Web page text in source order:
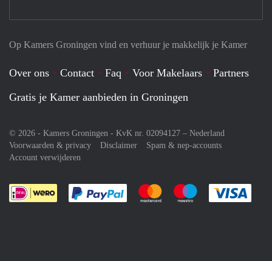
Op Kamers Groningen vind en verhuur je makkelijk je Kamer
Over ons Contact Faq Voor Makelaars
Partners
Gratis je Kamer aanbieden in Groningen
© 2026 - Kamers Groningen - KvK nr. 02094127 – Nederland
Voorwaarden & privacy
Disclaimer
Spam & nep-accounts
Account verwijderen
Je rekent gemakkelijk af met Paypal
Je rekent gemakkelijk af met
Je rekent